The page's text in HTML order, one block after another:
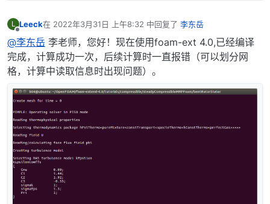
L
离线
Leeck在 2022年3月31日 上午8:32 中回复了 李东岳
最后由 编辑
@李东岳 李老师，您好！现在使用foam-ext 4.0,已经编译
完成，计算成功一次，后续计算时一直报错（可以划分网
格，计算中读取信息时出现问题）。